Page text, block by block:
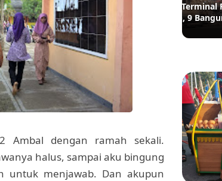
Ambal dengan ramah sekali.
halus, sampai aku bingung
untuk menjawab. Dan akupun
Lampu Merah Terminal Pulo Gadung
Dibebaskan, 9 Bangunan
Demi Lancarkan Akses Pulo
Bekasi
Dua
Asal